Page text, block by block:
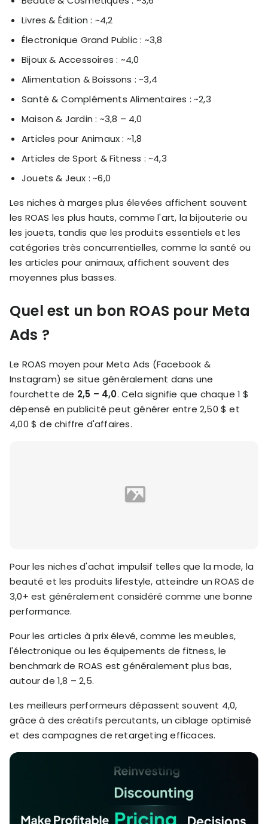
Livres & Édition : ~4,2
Électronique Grand Public : ~3,8
Bijoux & Accessoires : ~4,0
Alimentation & Boissons : ~3,4
Santé & Compléments Alimentaires : ~2,3
Maison & Jardin : ~3,8 – 4,0
Articles pour Animaux : ~1,8
Articles de Sport & Fitness : ~4,3
Jouets & Jeux : ~6,0
Les niches à marges plus élevées affichent souvent
les ROAS les plus hauts, comme l'art, la bijouterie ou
les jouets, tandis que les produits essentiels et les
catégories très concurrentielles, comme la santé ou
les articles pour animaux, affichent souvent des
moyennes plus basses.
Quel est un bon ROAS pour Meta
Ads ?
Le ROAS moyen pour Meta Ads (Facebook &
Instagram) se situe généralement dans une
fourchette de 2,5 – 4,0. Cela signifie que chaque 1 $
dépensé en publicité peut générer entre 2,50 $ et
4,00 $ de chiffre d'affaires.
Pour les niches d'achat impulsif telles que la mode, la
beauté et les produits lifestyle, atteindre un ROAS de
3,0+ est généralement considéré comme une bonne
performance.
Pour les articles à prix élevé, comme les meubles,
l'électronique ou les équipements de fitness, le
benchmark de ROAS est généralement plus bas,
autour de 1,8 – 2,5.
Les meilleurs performeurs dépassent souvent 4,0,
grâce à des créatifs percutants, un ciblage optimisé
et des campagnes de retargeting efficaces.